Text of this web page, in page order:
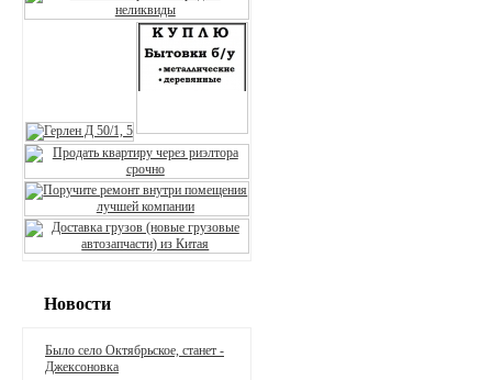
Новости
Было село Октябрьское, станет -
Джексоновка